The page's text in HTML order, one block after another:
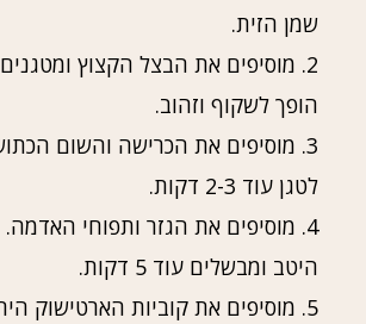
שמן הזית.
2. מוסיפים את הבצל הקצוץ
הופך לשקוף וזהוב.
3. מוסיפים את הכרישה והשום
לטגן עוד 2-3 דקות.
4. מוסיפים את הגזר ותפוחי
היטב ומבשלים עוד 5 דקות.
5. מוסיפים את קוביות הארטישוק